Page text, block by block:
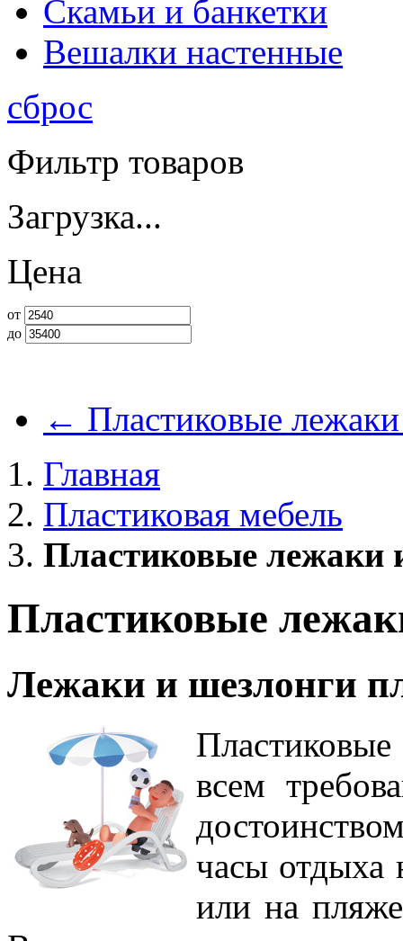
Скамьи и банкетки
Вешалки настенные
сброс
Фильтр товаров
Загрузка...
Цена
от
до
← Пластиковые
Главная
Пластиковая мебель
Пластиковые лежаки
Пластиковые
Лежаки и шезлонги
всем
часы отдыха
или на